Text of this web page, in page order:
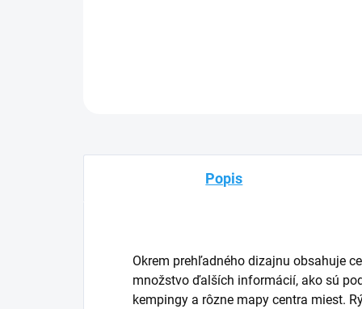
Popis
Okrem prehľadného dizajnu obsahuje
množstvo ďalších informácií, ako sú
kempingy a rôzne mapy centra miest.